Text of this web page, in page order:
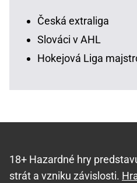
Česká extraliga
Slováci v AHL
Hokejová Liga
18+ Hazardné hry
strát a vzniku závislosti.